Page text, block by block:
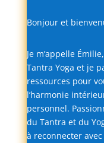
Bonjour et
Je m’appelle Émilie,
Tantra Yoga et je
ressources pour
l’harmonie
personnel.
du Tantra et du
à reconnecter avec